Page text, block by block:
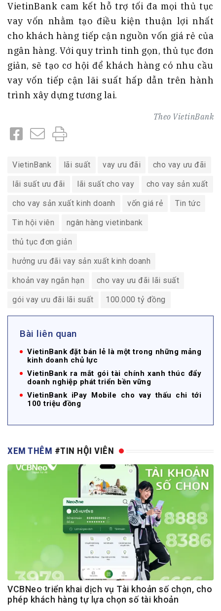
VietinBank cam kết hỗ trợ tối đa mọi thủ tục
vay vốn nhằm tạo điều kiện thuận lợi nhất
cho khách hàng tiếp cận nguồn vốn giá rẻ của
ngân hàng. Với quy trình tinh gọn, thủ tục đơn
giản, sẽ tạo cơ hội để khách hàng có nhu cầu
vay vốn tiếp cận lãi suất hấp dẫn trên hành
trình xây dựng tương lai.
Theo VietinBank
VietinBank lãi suất vay ưu đãi cho vay ưu đãi
lãi suất ưu đãi lãi suất cho vay cho vay sản xuất
cho vay sản xuất kinh doanh vốn giá rẻ Tin tức
Tin hội viên ngân hàng vietinbank
thủ tục đơn giản
hưởng ưu đãi vay sản xuất kinh doanh
khoản vay ngắn hạn cho vay ưu đãi lãi suất
gói vay ưu đãi lãi suất 100.000 tỷ đồng
Bài liên quan
VietinBank đặt bán lẻ là một trong những mảng
kinh doanh chủ lực
VietinBank ra mắt gói tài chính xanh thúc đẩy
doanh nghiệp phát triển bền vững
VietinBank iPay Mobile cho vay thấu chi tới
100 triệu đồng
XEM THÊM #TIN HỘI VIÊN
VCBNeo triển khai dịch vụ Tài khoản số chọn, cho
phép khách hàng tự lựa chọn số tài khoản